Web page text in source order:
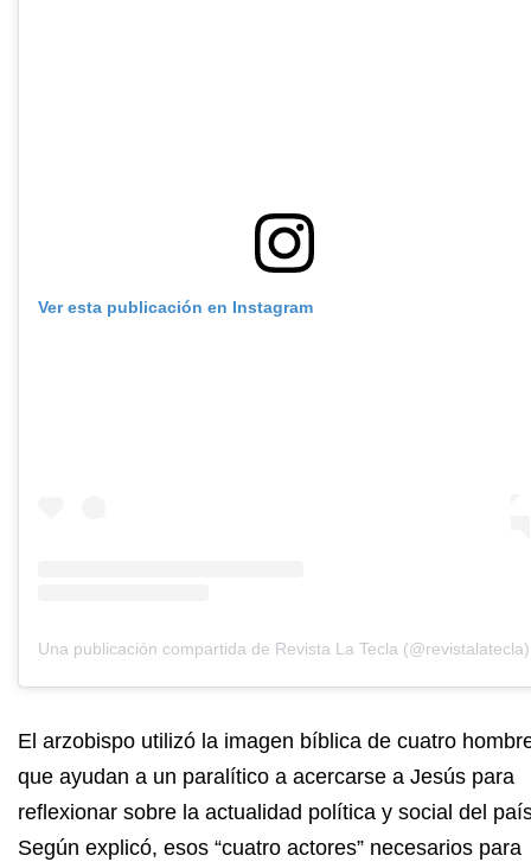
Ver esta publicación en Instagram
Una publicación compartida de Revista La Tecla (@revistalatecla)
El arzobispo utilizó la imagen bíblica de cuatro
que ayudan a un paralítico a acercarse a Jesús para
reflexionar sobre la actualidad política y social del
Según explicó, esos “cuatro actores” necesarios para